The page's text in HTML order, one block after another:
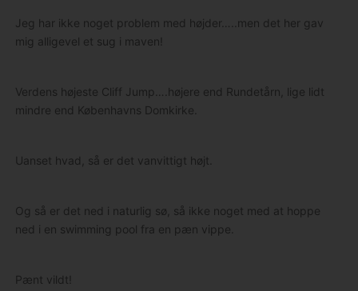
Jeg har ikke noget problem med højder…..men det her gav
mig alligevel et sug i maven!
Verdens højeste Cliff Jump….højere end Rundetårn, lige lidt
mindre end Københavns Domkirke.
Uanset hvad, så er det vanvittigt højt.
Og så er det ned i naturlig sø, så ikke noget med at hoppe
ned i en swimming pool fra en pæn vippe.
Pænt vildt!